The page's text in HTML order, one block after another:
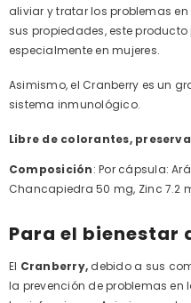
aliviar y tratar los problemas
sus propiedades, este
especialmente en mujeres.
Asimismo, el Cranberry es un
sistema inmunológico.
Libre de colorantes,
Composición: Por cápsula:
Chancapiedra 50 mg, Zinc 7.2
Para el bienestar
El Cranberry, debido a sus
la prevención de problemas